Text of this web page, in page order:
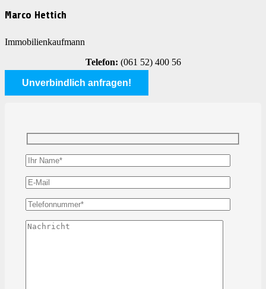
Marco Hettich
Immobilienkaufmann
Telefon: (061 52) 400 56
Unverbindlich anfragen!